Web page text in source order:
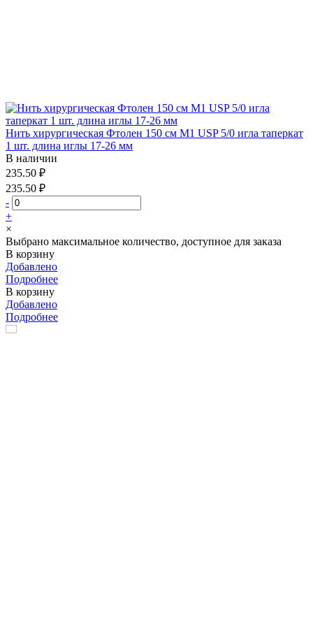
Нить хирургическая Фтолен 150 см М1 USP 5/0 игла таперкат
1 шт. длина иглы 17-26 мм
В наличии
235.50 ₽
235.50 ₽
-
+
×
Выбрано максимальное количество, доступное для заказа
В корзину
Добавлено
Подробнее
В корзину
Добавлено
Подробнее